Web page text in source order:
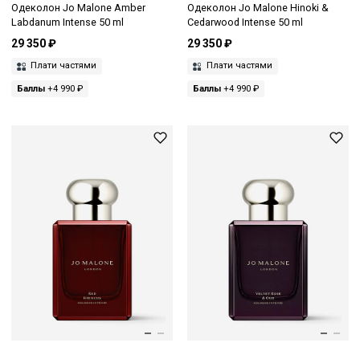
Одеколон Jo Malone Amber
Labdanum Intense 50 ml
29 350 ₽
Плати частями
Баллы +4 990 ₽
Одеколон Jo Malone Hinoki &
Cedarwood Intense 50 ml
29 350 ₽
Плати частями
Баллы+4 990 ₽